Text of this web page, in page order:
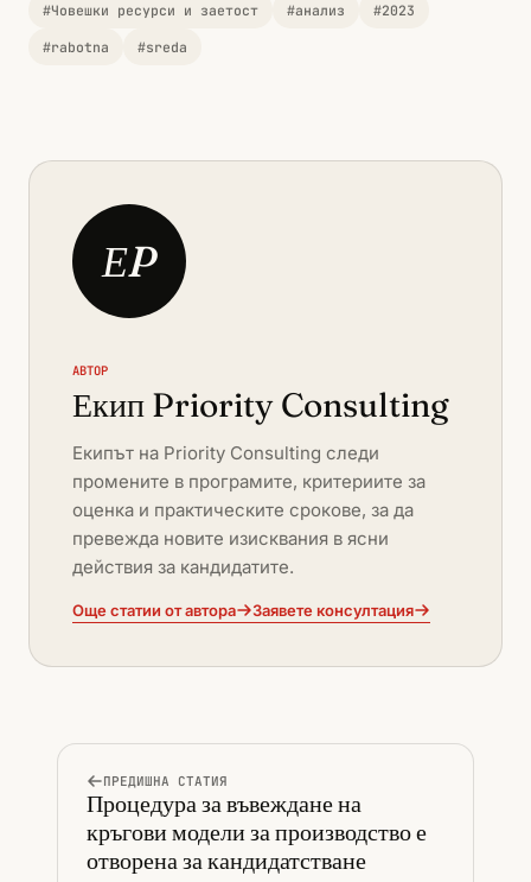
#Човешки ресурси и заетост #анализ #2023
#rabotna #sreda
ЕP
АВТОР
Екип Priority Consulting
Екипът на Priority Consulting следи
промените в програмите, критериите за
оценка и практическите срокове, за да
превежда новите изисквания в ясни
действия за кандидатите.
Още статии от автора Заявете консултация
ПРЕДИШНА СТАТИЯ
Процедура за въвеждане на
кръгови модели за производство е
отворена за кандидатстване